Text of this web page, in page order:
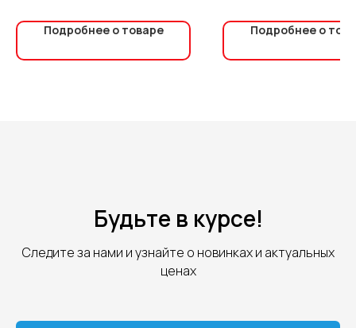
Подробнее о товаре Подробнее о
Будьте в курсе!
Следите за нами и узнайте о новинках и актуальных
ценах